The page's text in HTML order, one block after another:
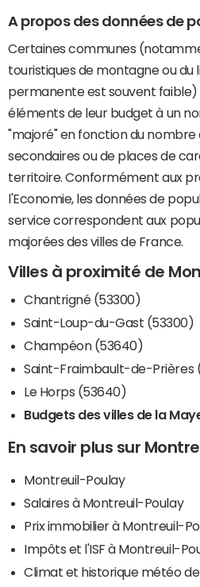
A propos des données de
Certaines communes
touristiques de montagne ou
permanente est souvent
éléments de leur budget à un
"majoré" en fonction du nombre
secondaires ou de places de
territoire. Conformément aux
l'Economie, les données de
service correspondent aux
majorées des villes de France.
Villes à proximité de
Chantrigné (53300)
Saint-Loup-du-Gast (53300)
Champéon (53640)
Saint-Fraimbault-de-Prières
Le Horps (53640)
Budgets des villes de la
En savoir plus sur
Montreuil-Poulay
Salaires à Montreuil-Poulay
Prix immobilier à Montreuil-
Impôts et l'ISF à Montreuil-
Climat et historique météo